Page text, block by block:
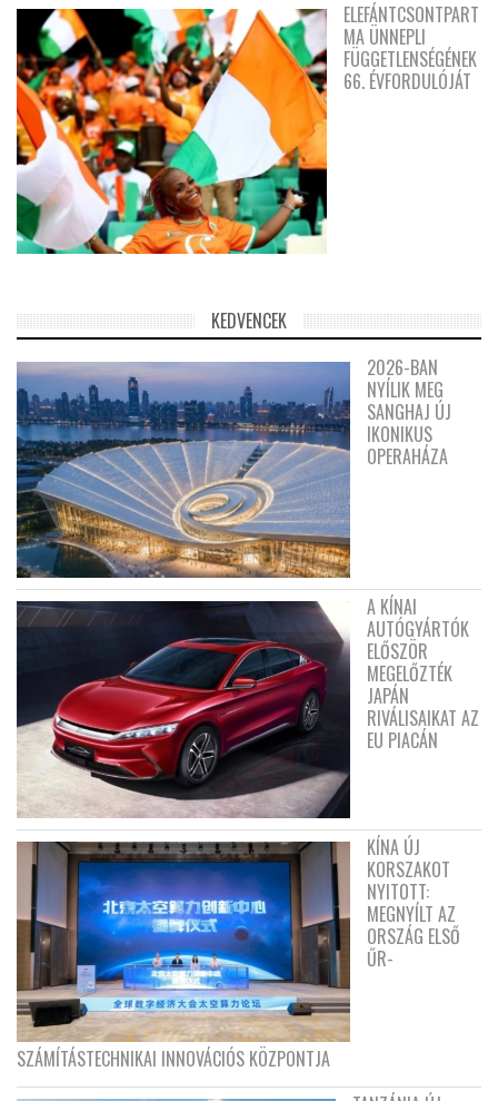
ELEFÁNTCSONTPART
MA ÜNNEPLI
FÜGGETLENSÉGÉNEK
66. ÉVFORDULÓJÁT
KEDVENCEK
2026-BAN
NYÍLIK MEG
SANGHAJ ÚJ
IKONIKUS
OPERAHÁZA
A KÍNAI
AUTÓGYÁRTÓK
ELŐSZÖR
MEGELŐZTÉK
JAPÁN
RIVÁLISAIKAT AZ
EU PIACÁN
KÍNA ÚJ
KORSZAKOT
NYITOTT:
MEGNYÍLT AZ
ORSZÁG ELSŐ
ŰR-
SZÁMÍTÁSTECHNIKAI INNOVÁCIÓS KÖZPONTJA